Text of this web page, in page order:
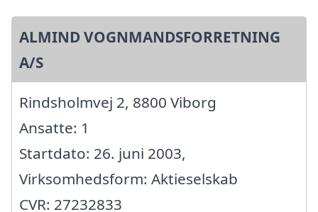
ALMIND VOGNMANDSFORRETNING
A/S
Rindsholmvej 2, 8800 Viborg
Ansatte: 1
Startdato: 26. juni 2003,
Virksomhedsform: Aktieselskab
CVR: 27232833